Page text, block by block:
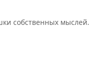
собственных мыслей.